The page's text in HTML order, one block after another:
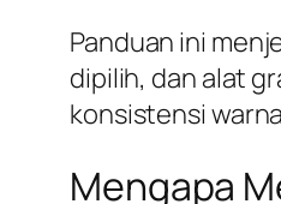
Panduan ini
dipilih, dan alat
konsistensi
Mengapa